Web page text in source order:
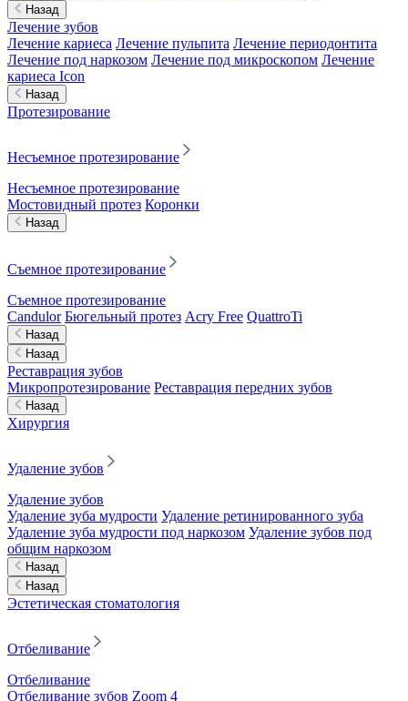
Назад
Лечение зубов
Лечение кариеса Лечение пульпита Лечение периодонтита
Лечение под наркозом Лечение под микроскопом Лечение
кариеса Icon
Назад
Протезирование
Несъемное протезирование
Несъемное протезирование
Мостовидный протез Коронки
Назад
Съемное протезирование
Съемное протезирование
Candulor Бюгельный протез Acry Free QuattroTi
Назад
Назад
Реставрация зубов
Микропротезирование Реставрация передних зубов
Назад
Хирургия
Удаление зубов
Удаление зубов
Удаление зуба мудрости Удаление ретинированного зуба
Удаление зуба мудрости под наркозом Удаление зубов под
общим наркозом
Назад
Назад
Эстетическая стоматология
Отбеливание
Отбеливание
Отбеливание зубов Zoom 4